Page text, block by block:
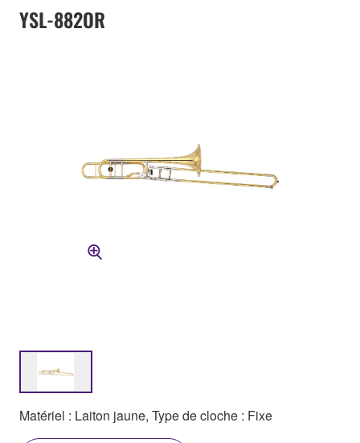
YSL-882OR
Matériel : Laiton jaune, Type de cloche : Fixe